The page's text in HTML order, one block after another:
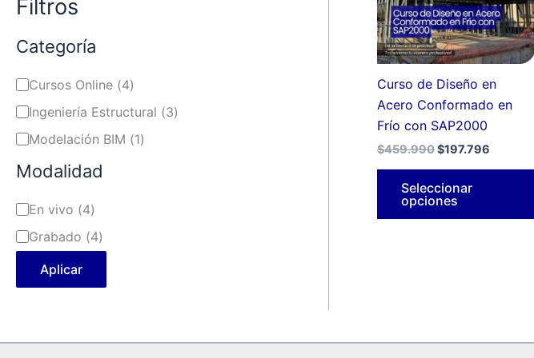
Filtros
Categoría
Cursos Online (4)
Ingeniería Estructural (3)
Modelación BIM (1)
Modalidad
En vivo (4)
Grabado (4)
Aplicar
Curso de Diseño en
Acero Conformado en
Frío con SAP2000
$459.990$197.796
Seleccionar
opciones